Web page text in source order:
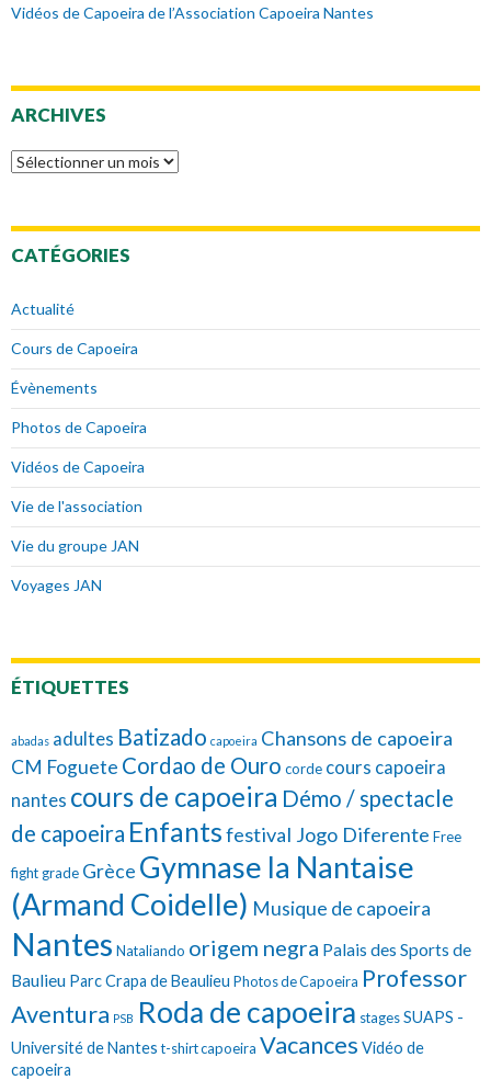
Vidéos de Capoeira de l’Association Capoeira Nantes
ARCHIVES
Archives
CATÉGORIES
Actualité
Cours de Capoeira
Évènements
Photos de Capoeira
Vidéos de Capoeira
Vie de l'association
Vie du groupe JAN
Voyages JAN
ÉTIQUETTES
abadas adultes Batizado capoeira Chansons de capoeira
CM Foguete Cordao de Ouro corde cours capoeira
nantes cours de capoeira Démo / spectacle
de capoeira Enfantsfestival Jogo Diferente Free
fight grade Grèce Gymnase la Nantaise
(Armand Coidelle) Musique de capoeira
Nantes Nataliando origem negra Palais des Sports de
Baulieu Parc Crapa de Beaulieu Photos de Capoeira Professor
Aventura PSB Roda de capoeira stagesSUAPS -
Université de Nantes t-shirt capoeira Vacances Vidéo de
capoeira